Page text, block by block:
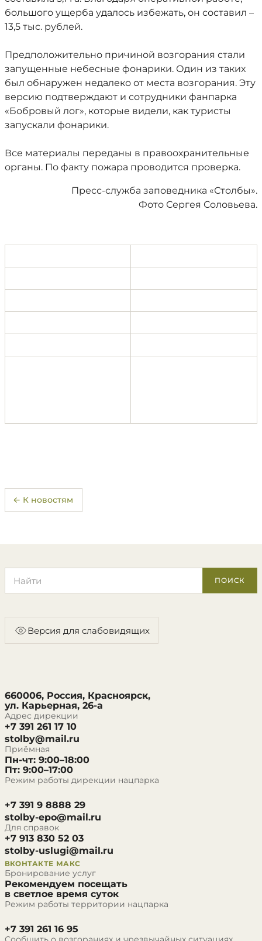
большого ущерба удалось избежать, он составил –
13,5 тыс. рублей.
Предположительно причиной возгорания стали
запущенные небесные фонарики. Один из таких
был обнаружен недалеко от места возгорания. Эту
версию подтверждают и сотрудники фанпарка
«Бобровый лог», которые видели, как туристы
запускали фонарики.
Все материалы переданы в правоохранительные
органы. По факту пожара проводится проверка.
Пресс-служба заповедника «Столбы».
Фото Сергея Соловьева.
← К новостям
ПОИСК
Версия для слабовидящих
660006, Россия, Красноярск,
ул. Карьерная, 26-а
Адрес дирекции
+7 391 261 17 10
stolby@mail.ru
Приёмная
Пн-чт: 9:00–18:00
Пт: 9:00–17:00
Режим работы дирекции нацпарка
+7 391 9 8888 29
stolby-epo@mail.ru
Для справок
+7 913 830 52 03
stolby-uslugi@mail.ru
ВКОНТАКТЕ МАКС
Бронирование услуг
Рекомендуем посещать
в светлое время суток
Режим работы территории нацпарка
+7 391 261 16 95